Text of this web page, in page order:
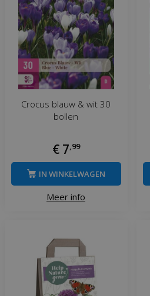
Crocus blauw & wit 30
bollen
€ 7 99
Meer info
IN WINKELWAGEN